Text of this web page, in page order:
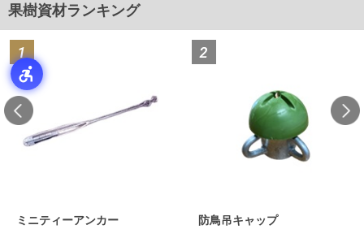
果樹資材ランキング
ミニティーアンカー 防鳥吊キャップ